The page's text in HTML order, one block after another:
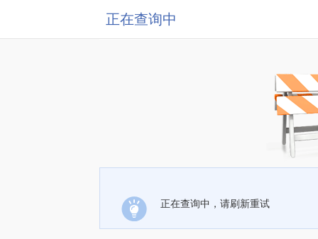
正在查询中
正在查询中，请刷新重试